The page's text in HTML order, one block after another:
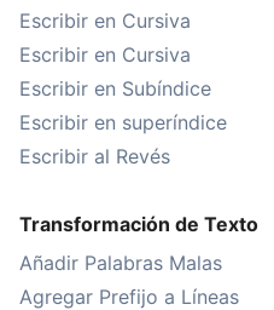
Escribir en Cursiva
Escribir en Cursiva
Escribir en Subíndice
Escribir en superíndice
Escribir al Revés
Transformación de Texto
Añadir Palabras Malas
Agregar Prefijo a Líneas